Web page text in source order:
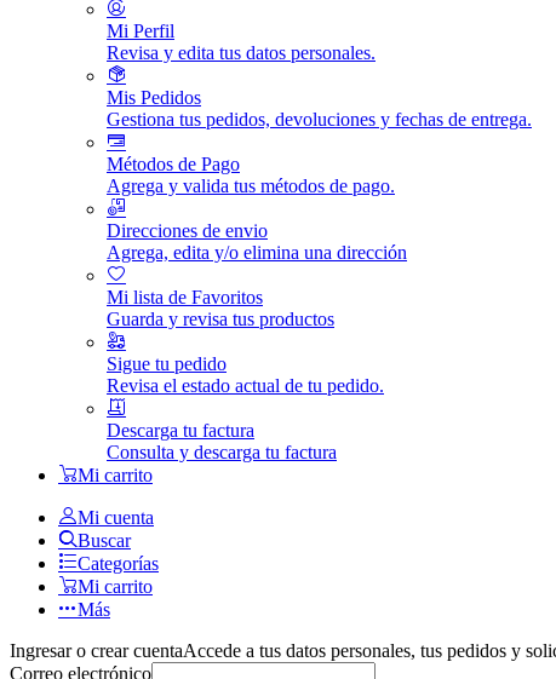
Mi Perfil
Revisa y edita tus datos personales.
Mis Pedidos
Gestiona tus pedidos, devoluciones y fechas de entrega.
Métodos de Pago
Agrega y valida tus métodos de pago.
Direcciones de envio
Agrega, edita y/o elimina una dirección
Mi lista de Favoritos
Guarda y revisa tus productos
Sigue tu pedido
Revisa el estado actual de tu pedido.
Descarga tu factura
Consulta y descarga tu factura
Mi carrito
Mi cuenta
Buscar
Categorías
Mi carrito
Más
Ingresar o crear cuentaAccede a tus datos personales, tus pedidos y
Correo electrónico